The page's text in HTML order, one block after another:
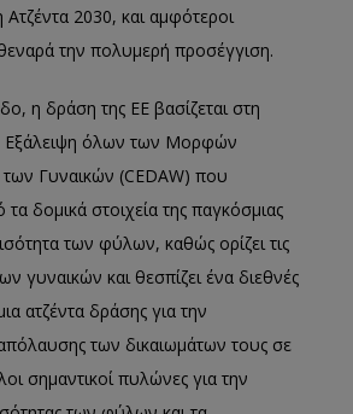
2030, και αμφότεροι
την πολυμερή προσέγγιση.
η δράση της ΕΕ βασίζεται στη
Εξάλειψη όλων των Μορφών
των Γυναικών (CEDAW) που
τα δομικά στοιχεία της παγκόσμιας
των φύλων, καθώς ορίζει τις
γυναικών και θεσπίζει ένα διεθνές
ατζέντα δράσης για την
των δικαιωμάτων τους σε
σημαντικοί πυλώνες για την